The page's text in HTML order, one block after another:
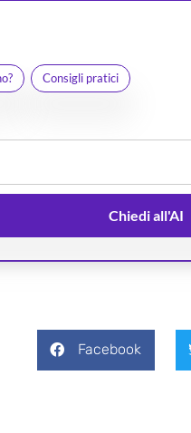
Consigli pratici
Chiedi all'AI
Facebook